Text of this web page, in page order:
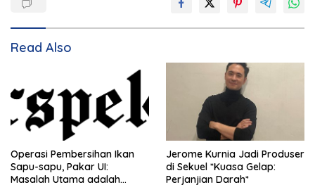
Read Also
Operasi Pembersihan Ikan
Sapu-sapu, Pakar UI:
Masalah Utama adalah
Jerome Kurnia Jadi Produser
di Sekuel *Kuasa Gelap:
Perjanjian Darah*